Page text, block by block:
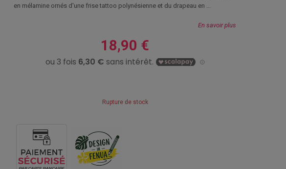
en mélamine ornés d'une frise tattoo polynésienne et du drapeau en ...
En savoir plus
18,90 €
Rupture de stock